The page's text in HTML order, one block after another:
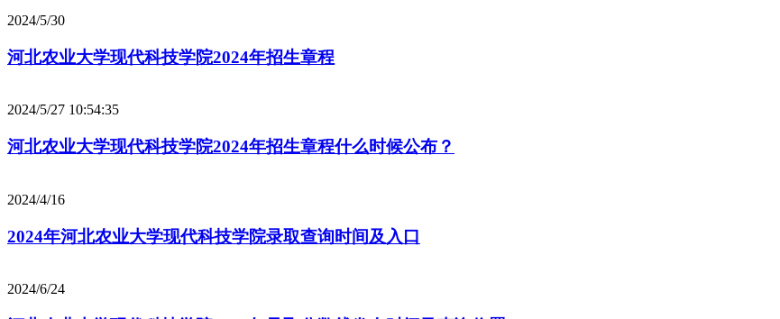
2024/5/30
河北农业大学现代科技学院2024年招生章程
2024/5/27 10:54:35
河北农业大学现代科技学院2024年招生章程什么时候公布？
2024/4/16
2024年河北农业大学现代科技学院录取查询时间及入口
2024/6/24